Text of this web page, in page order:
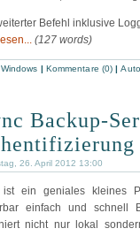
Befehl inklusive
(127 words)
Windows | Kommentare (0) |
Backup-
26. April 2012 13:00
ist ein geniales kleines
einfach und schnell
nicht nur lokal